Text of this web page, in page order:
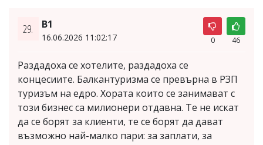
29. В1
16.06.2026 11:02:17 0 46
Раздадоха се хотелите, раздадоха се
концесиите. Балкантуризма се превърна в РЗП
туризъм на едро. Хората които се занимават с
този бизнес са милионери отдавна. Те не искат
да се борят за клиенти, те се борят да дават
възможно най-малко пари: за заплати, за